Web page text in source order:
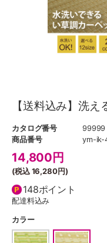
【送料込み】洗え
カタログ番号
99999
商品番号
ym-ik-
14,800 円
(税込16,280円)
148ポイント
配達料込み
カラー